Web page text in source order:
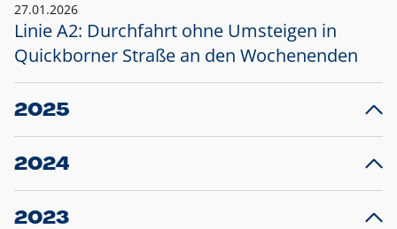
27.01.2026
Linie A2: Durchfahrt ohne Umsteigen in
Quickborner Straße an den Wochenenden
2025
23.12.2025
Projekt S5: Start der Bauarbeiten am
2024
10.12.2024
Großprojekt S5: Sperrung der Bahnstraße in
2023